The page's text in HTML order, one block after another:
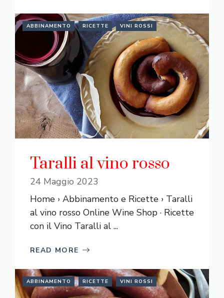
ABBINAMENTO RICETTE VINI ROSSI
Taralli al vino rosso
24 Maggio 2023
Home › Abbinamento e Ricette › Taralli
al vino rosso Online Wine Shop · Ricette
con il Vino Taralli al ...
READ MORE
ABBINAMENTO RICETTE VINI ROSSI